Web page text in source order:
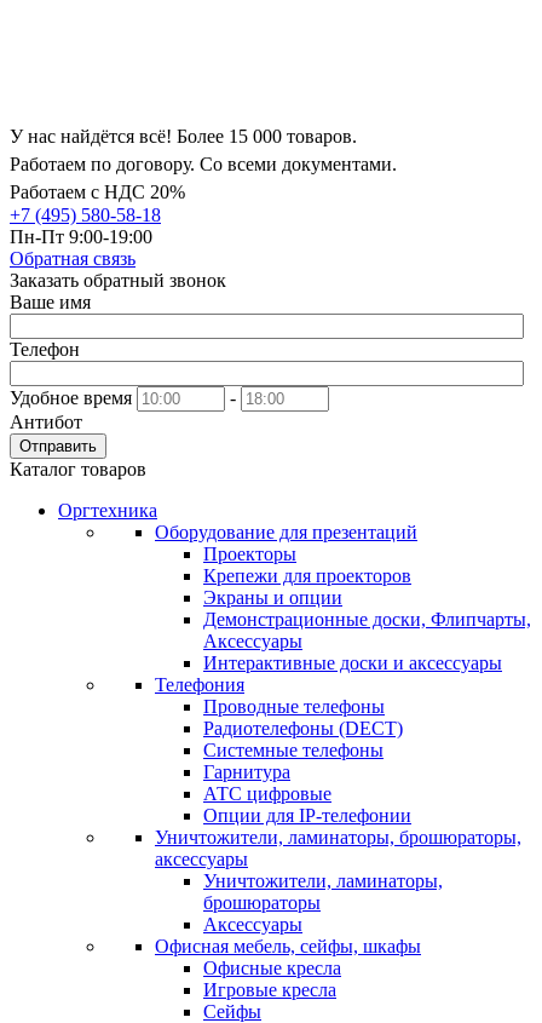
У нас найдётся всё! Более 15 000 товаров.
Работаем по договору. Со всеми документами.
Работаем с НДС 20%
+7 (495) 580-58-18
Пн-Пт 9:00-19:00
Обратная связь
Заказать обратный звонок
Ваше имя
Телефон
Удобное время
-
Антибот
Отправить
Каталог товаров
Оргтехника
Оборудование для презентаций
Проекторы
Крепежи для проекторов
Экраны и опции
Демонстрационные доски, Флипчарты,
Аксессуары
Интерактивные доски и аксессуары
Телефония
Проводные телефоны
Радиотелефоны (DECT)
Системные телефоны
Гарнитура
АТС цифровые
Опции для IP-телефонии
Уничтожители, ламинаторы, брошюраторы,
аксессуары
Уничтожители, ламинаторы,
брошюраторы
Аксессуары
Офисная мебель, сейфы, шкафы
Офисные кресла
Игровые кресла
Сейфы